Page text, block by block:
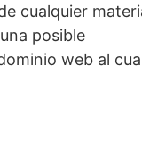
cualquier
posible
web al